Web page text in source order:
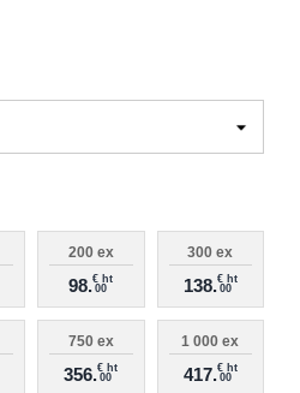
200 ex
98.€ ht
00
300 ex
138.€ ht
00
750 ex
356.€ ht
00
1 000 ex
417.€ ht
00